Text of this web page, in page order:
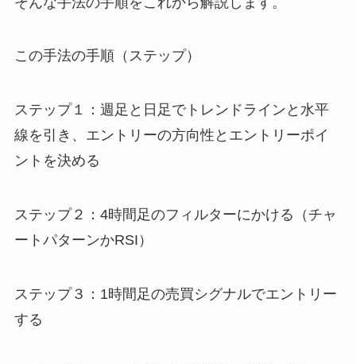
この手法の手順（ステップ）
ステップ１：週足と日足でトレンドラインと水平
線を引き、エントリーの方向性とエントリーポイ
ントを決める
ステップ２：4時間足のフィルターにかける（チャ
ートパターンかRSI）
ステップ３：1時間足の売買シグナルでエントリー
する